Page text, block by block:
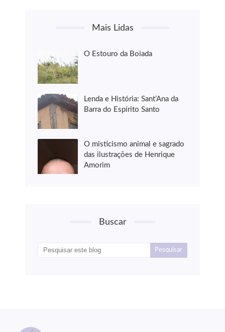
Mais Lidas
O Estouro da Boiada
Lenda e História: Sant’Ana da
Barra do Espírito Santo
O misticismo animal e sagrado
das ilustrações de Henrique
Amorim
Buscar